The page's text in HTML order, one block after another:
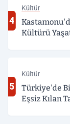
4
Kültür
Kültürü
5
Kültür
Türkiye'de
Eşsiz Kılan